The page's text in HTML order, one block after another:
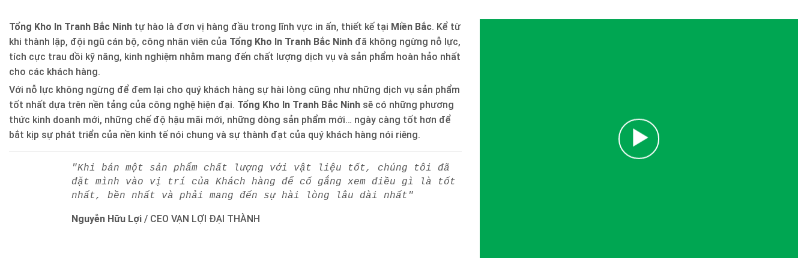
Tổng Kho In Tranh Bắc Ninh tự hào là đơn vị hàng đầu trong lĩnh vực in ấn, thiết kế tại Miền Bắc. Kể từ
khi thành lập, đội ngũ cán bộ, công nhân viên của Tổng Kho In Tranh Bắc Ninh đã không ngừng nỗ lực,
tích cực trau dồi kỹ năng, kinh nghiệm nhằm mang đến chất lượng dịch vụ và sản phẩm hoàn hảo nhất
cho các khách hàng.
Với nỗ lực không ngừng để đem lại cho quý khách hàng sự hài lòng cũng như những dịch vụ sản phẩm
tốt nhất dựa trên nền tảng của công nghệ hiện đại. Tổng Kho In Tranh Bắc Ninh sẽ có những phương
thức kinh doanh mới, những chế độ hậu mãi mới, những dòng sản phẩm mới… ngày càng tốt hơn để
bắt kịp sự phát triển của nền kinh tế nói chung và sự thành đạt của quý khách hàng nói riêng.
"Khi bán một sản phẩm chất lượng với vật liệu tốt, chúng tôi đã
đặt mình vào vị trí của Khách hàng để cố gắng xem điều gì là tốt
nhất, bền nhất và phải mang đến sự hài lòng lâu dài nhất"
Nguyễn Hữu Lợi / CEO VẠN LỢI ĐẠI THÀNH